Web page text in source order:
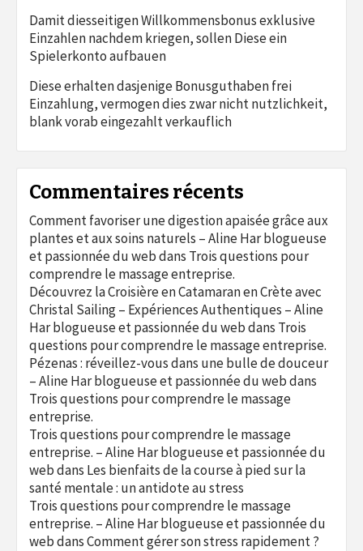
Damit diesseitigen Willkommensbonus exklusive
Einzahlen nachdem kriegen, sollen Diese ein
Spielerkonto aufbauen
Diese erhalten dasjenige Bonusguthaben frei
Einzahlung, vermogen dies zwar nicht nutzlichkeit,
blank vorab eingezahlt verkauflich
Commentaires récents
Comment favoriser une digestion apaisée grâce aux
plantes et aux soins naturels – Aline Har blogueuse
et passionnée du webdans Trois questions pour
comprendre le massage entreprise.
Découvrez la Croisière en Catamaran en Crète avec
Christal Sailing – Expériences Authentiques – Aline
Har blogueuse et passionnée du webdans Trois
questions pour comprendre le massage entreprise.
Pézenas : réveillez-vous dans une bulle de douceur
– Aline Har blogueuse et passionnée du webdans
Trois questions pour comprendre le massage
entreprise.
Trois questions pour comprendre le massage
entreprise. – Aline Har blogueuse et passionnée du
webdans Les bienfaits de la course à pied sur la
santé mentale : un antidote au stress
Trois questions pour comprendre le massage
entreprise. – Aline Har blogueuse et passionnée du
webdansComment gérer son stress rapidement ?